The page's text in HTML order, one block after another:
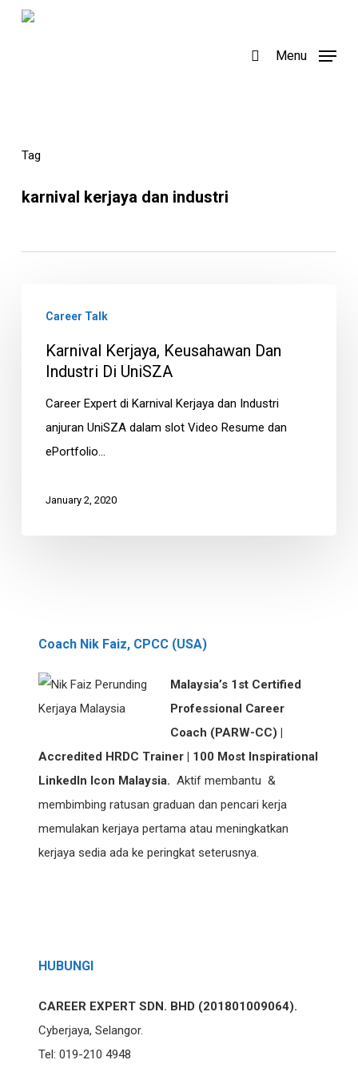
Menu
Tag
karnival kerjaya dan industri
Kerjaya,
Keusahawan
Career Talk
Karnival Kerjaya, Keusahawan Dan
Industri Di UniSZA
Career Expert di Karnival Kerjaya dan Industri
anjuran UniSZA dalam slot Video Resume dan
ePortfolio…
January 2, 2020
Coach Nik Faiz, CPCC (USA)
Malaysia’s 1st Certified
Professional Career
Coach (PARW-CC) |
Accredited HRDC Trainer | 100 Most Inspirational
LinkedIn Icon Malaysia. Aktif membantu &
membimbing ratusan graduan dan pencari kerja
memulakan kerjaya pertama atau meningkatkan
kerjaya sedia ada ke peringkat seterusnya.
HUBUNGI
CAREER EXPERT SDN. BHD (201801009064).
Cyberjaya, Selangor.
Tel: 019-210 4948